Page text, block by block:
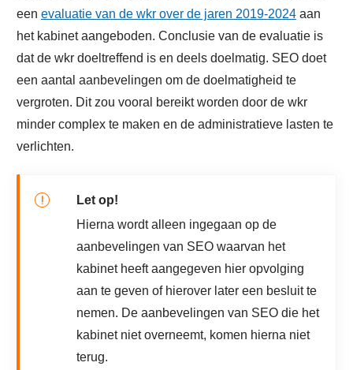
een evaluatie van de wkr over de jaren 2019-2024 aan
het kabinet aangeboden. Conclusie van de evaluatie is
dat de wkr doeltreffend is en deels doelmatig. SEO doet
een aantal aanbevelingen om de doelmatigheid te
vergroten. Dit zou vooral bereikt worden door de wkr
minder complex te maken en de administratieve lasten te
verlichten.
Let op!
Hierna wordt alleen ingegaan op de
aanbevelingen van SEO waarvan het
kabinet heeft aangegeven hier opvolging
aan te geven of hierover later een besluit te
nemen. De aanbevelingen van SEO die het
kabinet niet overneemt, komen hierna niet
terug.